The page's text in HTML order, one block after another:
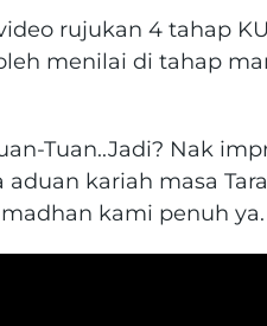
rujukan 4 tahap
menilai di tahap
Tuan..Jadi? Nak
kariah masa
kami penuh ya.